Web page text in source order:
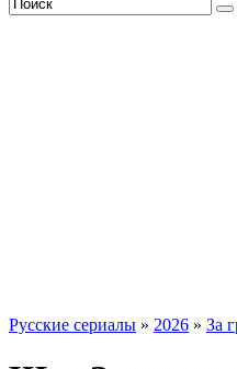
Русские сериалы » 2026 » За